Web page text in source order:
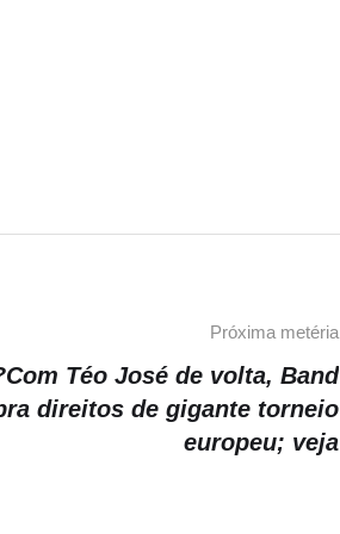
Próxima metéria
Téo José de volta, Band
direitos de gigante torneio
europeu; veja